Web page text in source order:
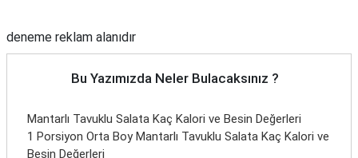
deneme reklam alanıdır
Bu Yazımızda Neler Bulacaksınız ?
Mantarlı Tavuklu Salata Kaç Kalori ve Besin Değerleri
1 Porsiyon Orta Boy Mantarlı Tavuklu Salata Kaç Kalori ve
Besin Değerleri